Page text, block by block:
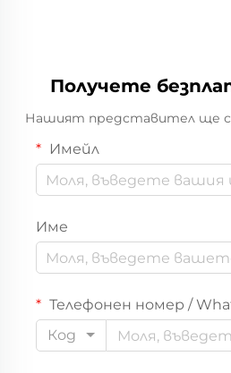
Получете
Нашият представител ще
Имейл
Име
Телефонен номер /
Код